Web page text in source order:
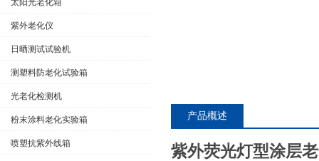
太阳光老化箱
紫外老化仪
日晒测试试验机
测塑料防老化试验箱
光老化检测机
粉末涂料老化实验箱
喷塑抗紫外线箱
产品概述
紫外荧光灯型涂层